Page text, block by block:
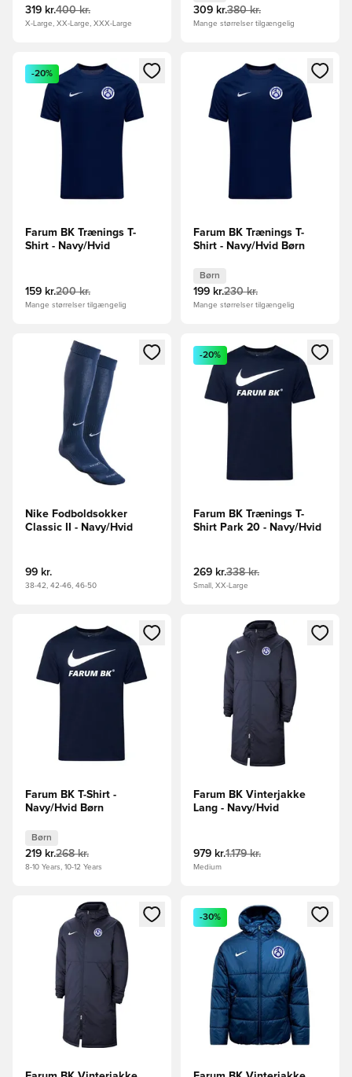
319 kr.400 kr.
X-Large, XX-Large, XXX-Large
309 kr.380 kr.
Mange størrelser tilgængelig
Åbner en Modal til at logge ind eller tilmelde dig som
-20%
Farum BK Trænings T-
Shirt - Navy/Hvid
159 kr.200 kr.
Mange størrelser tilgængelig
Åbner en Modal til at logge
Farum BK Trænings T-
Shirt - Navy/Hvid Børn
Børn
199 kr.230 kr.
Mange størrelser tilgængelig
Åbner en Modal til at logge ind eller tilmelde dig som
Nike Fodboldsokker
Classic II - Navy/Hvid
99 kr.
38-42, 42-46, 46-50
Åbner en Modal til at logge
-20%
Farum BK Trænings T-
Shirt Park 20 - Navy/Hvid
269 kr.338 kr.
Small, XX-Large
Åbner en Modal til at logge ind eller tilmelde dig som
Farum BK T-Shirt -
Navy/Hvid Børn
Børn
219 kr.268 kr.
8-10 Years, 10-12 Years
Åbner en Modal til at logge
Farum BK Vinterjakke
Lang - Navy/Hvid
979 kr.1.179 kr.
Medium
Åbner en Modal til at logge ind eller tilmelde dig som
Åbner en Modal til at logge
-30%